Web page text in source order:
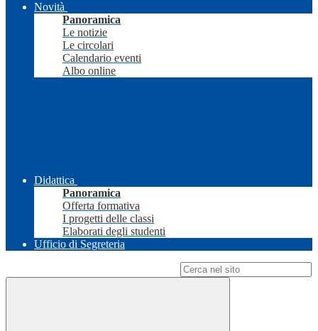
Novità
Panoramica
Le notizie
Le circolari
Calendario eventi
Albo online
Didattica
Panoramica
Offerta formativa
I progetti delle classi
Elaborati degli studenti
Ufficio di Segreteria